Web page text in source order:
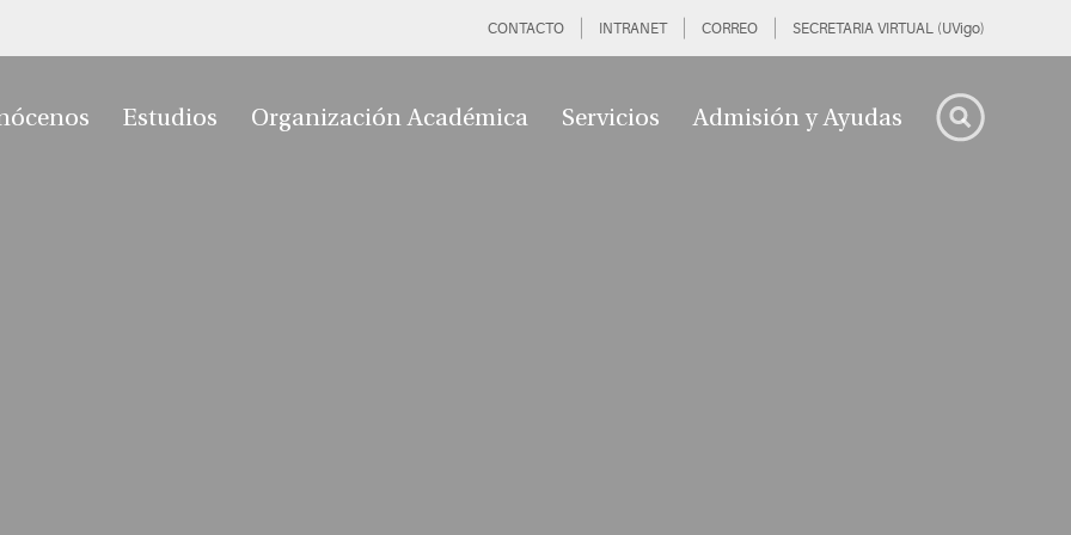
CONTACTO INTRANET CORREO SECRETARIA VIRTUAL (UVigo)
Estudios Organización Académica Servicios Admisión y Ayudas